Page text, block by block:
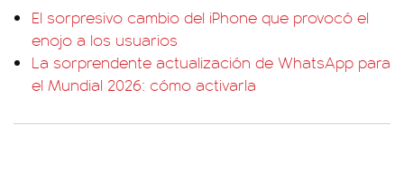
El sorpresivo cambio del iPhone que provocó el
enojo a los usuarios
La sorprendente actualización de WhatsApp para
el Mundial 2026: cómo activarla